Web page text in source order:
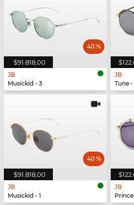
$91.818,00
40 %
JB
Musickid - 3
JB
Tune -
$91.818,00
40 %
JB
Musickid - 1
JB
Prince